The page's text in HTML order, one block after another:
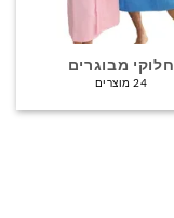
חלוקי מבוגרים
24 מוצרים